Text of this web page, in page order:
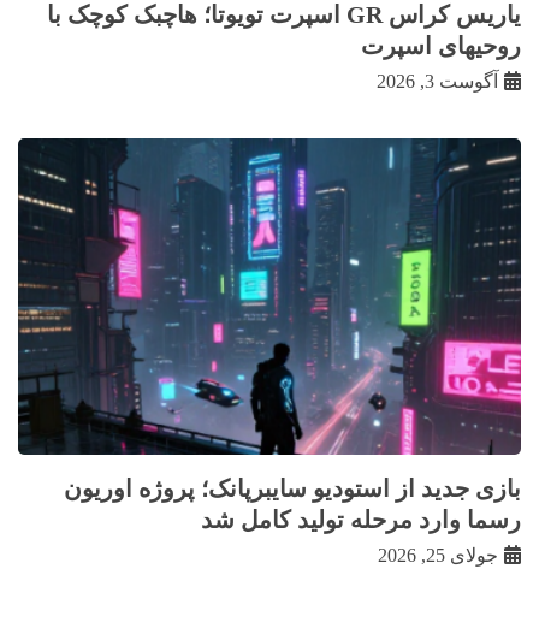
یاریس کراس GR اسپرت تویوتا؛ هاچبک کوچک با
روحیهای اسپرت
آگوست 3, 2026
بازی جدید از استودیو سایبرپانک؛ پروژه اوریون
رسما وارد مرحله تولید کامل شد
جولای 25, 2026